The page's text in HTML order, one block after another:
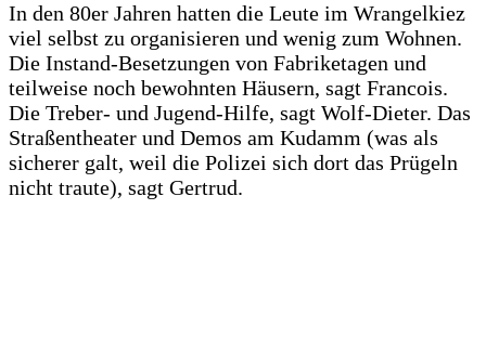
In den 80er Jahren hatten die Leute im Wrangelkiez
viel selbst zu organisieren und wenig zum Wohnen.
Die Instand-Besetzungen von Fabriketagen und
teilweise noch bewohnten Häusern, sagt Francois.
Die Treber- und Jugend-Hilfe, sagt Wolf-Dieter. Das
Straßentheater und Demos am Kudamm (was als
sicherer galt, weil die Polizei sich dort das Prügeln
nicht traute), sagt Gertrud.